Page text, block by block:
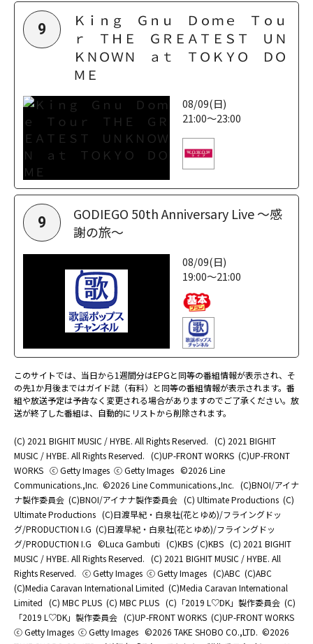
9
Ｋｉｎｇ Ｇｎｕ Ｄｏｍｅ Ｔｏｕ
ｒ ＴＨＥ ＧＲＥＡＴＥＳＴ ＵＮ
ＫＮＯＷＮ ａｔ ＴＯＫＹＯ ＤＯ
ＭＥ
08/09(日)
21:00～23:00
9
GODIEGO 50th Anniversary Live ～感
謝の旅～
08/09(日)
19:00～21:00
このサイトでは、当日から1週間分はEPGと同等の番組情報が表示され、そ
の先1か月後まではガイド誌（有料）と同等の番組情報が表示されます。番
組や放送予定は予告なく変更される場合がありますのでご了承ください。放
送が終了した番組は、自動的にリストから削除されます。
(C) 2021 BIGHIT MUSIC / HYBE. All Rights Reserved. (C) 2021 BIGHIT
MUSIC / HYBE. All Rights Reserved. (C)UP-FRONT WORKS (C)UP-FRONT
WORKS ⓒ Getty Images ⓒ Getty Images ©2026 Line
Communications.,Inc. ©2026 Line Communications.,Inc. (C)BNOI/アイナ
ナ製作委員会 (C)BNOI/アイナナ製作委員会 (C) Ultimate Productions (C)
Ultimate Productions (C)日渡早紀・白泉社(花とゆめ)/フライングドッ
グ/PRODUCTION I.G (C)日渡早紀・白泉社(花とゆめ)/フライングドッ
グ/PRODUCTION I.G ©Luca Gambuti (C)KBS (C)KBS (C) 2021 BIGHIT
MUSIC / HYBE. All Rights Reserved. (C) 2021 BIGHIT MUSIC / HYBE. All
Rights Reserved. ⓒ Getty Images ⓒ Getty Images (C)ABC (C)ABC
(C)Media Caravan International Limited (C)Media Caravan International
Limited (C) MBC PLUS (C) MBC PLUS (C)「2019 L♡DK」製作委員会 (C)
「2019 L♡DK」製作委員会 (C)UP-FRONT WORKS (C)UP-FRONT WORKS
ⓒ Getty Images ⓒ Getty Images ©2026 TAKE SHOBO CO.,LTD. ©2026